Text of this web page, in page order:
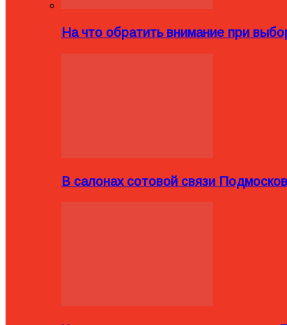
На что обратить внимание при
В салонах сотовой связи